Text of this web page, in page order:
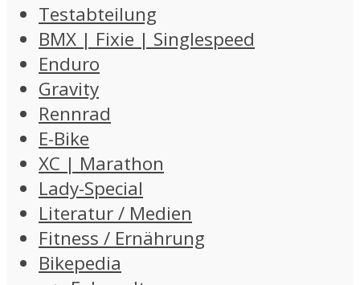
Testabteilung
BMX | Fixie | Singlespeed
Enduro
Gravity
Rennrad
E-Bike
XC | Marathon
Lady-Special
Literatur / Medien
Fitness / Ernährung
Bikepedia